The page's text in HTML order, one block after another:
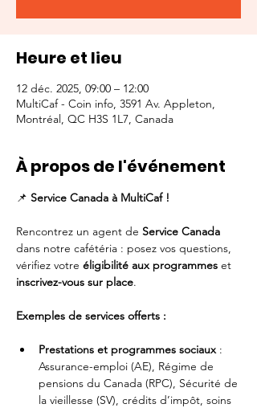
Heure et lieu
12 déc. 2025, 09:00 – 12:00
MultiCaf - Coin info, 3591 Av. Appleton,
Montréal, QC H3S 1L7, Canada
À propos de l'événement
📌 Service Canada à MultiCaf !
Rencontrez un agent de Service Canada
dans notre cafétéria : posez vos questions,
vérifiez votre éligibilité aux programmes et
inscrivez-vous sur place.
Exemples de services offerts :
Prestations et programmes sociaux :
Assurance-emploi (AE), Régime de
pensions du Canada (RPC), Sécurité de
la vieillesse (SV), crédits d’impôt, soins